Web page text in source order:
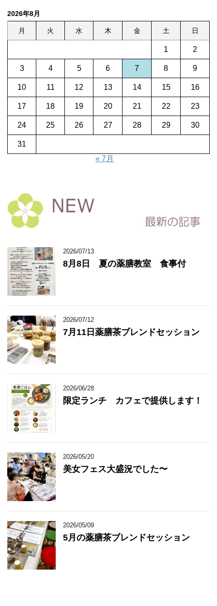
2026年8月
月 火 水 木 金 土 日
1 2
3 4 5 6 7 8 9
10 11 12 13 14 15 16
17 18 19 20 21 22 23
24 25 26 27 28 29 30
31
« 7月
2026/07/13
8月8日 夏の薬膳教室 食事付
2026/07/12
7月11日薬膳茶ブレンドセッション
2026/06/28
限定ランチ カフェで提供します！
2026/05/20
美女フェス大盛況でした〜
2026/05/09
5月の薬膳茶ブレンドセッション